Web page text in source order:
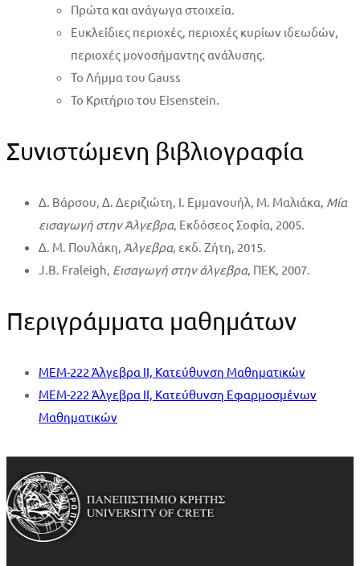
Πρώτα και ανάγωγα στοιχεία.
Ευκλείδιες περιοχές, περιοχές κυρίων ιδεωδών,
περιοχές μονοσήμαντης ανάλυσης.
Το Λήμμα του Gauss
Το Κριτήριο του Eisenstein.
Συνιστώμενη βιβλιογραφία
Δ. Βάρσου, Δ. Δεριζιώτη, Ι. Εμμανουήλ, Μ. Μαλιάκα, Μία
εισαγωγή στην Άλγεβρα, Εκδόσεος Σοφία, 2005.
Δ. Μ. Πουλάκη, Άλγεβρα, εκδ. Ζήτη, 2015.
J.B. Fraleigh, Εισαγωγή στην άλγεβρα, ΠΕΚ, 2007.
Περιγράμματα μαθημάτων
MEM-222 Άλγεβρα ΙΙ, Κατεύθυνση Μαθηματικών
MEM-222 Άλγεβρα ΙΙ, Κατεύθυνση Εφαρμοσμένων
Μαθηματικών